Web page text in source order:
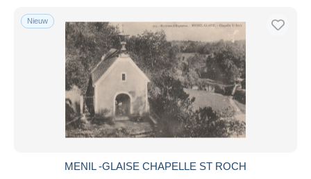
Nieuw
MENIL -GLAISE CHAPELLE ST ROCH